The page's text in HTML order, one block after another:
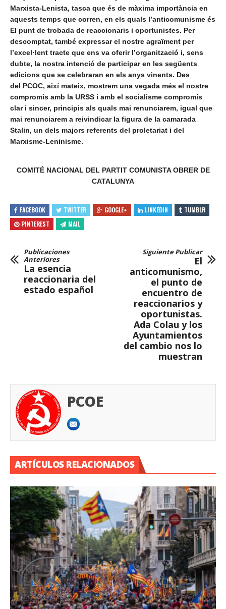
Marxista-Lenista, tasca que és de màxima importància en
aquests temps que corren, en els quals l’anticomunisme és
El punt de trobada de reaccionaris i oportunistes. Per
descomptat, també expressar el nostre agraïment per
l’excel·lent tracte que ens va oferir l’organització i, sens
dubte, la nostra intenció de participar en les següents
edicions que se celebraran en els anys vinents. Des
del PCOC, així mateix, mostrem una vegada més el nostre
compromís amb la URSS i amb el socialisme compromís
clar i sincer, principis als quals mai renunciarem, igual que
mai renunciarem a reivindicar la figura de la camarada
Stalin, un dels majors referents del proletariat i del
Marxisme-Leninisme.
COMITÉ NACIONAL DEL PARTIT COMUNISTA OBRER DE
CATALUNYA
FACEBOOK TWITTER GOOGLE+ LINKEDIN
TUMBLR
PINTEREST
MAIL
Publicaciones
Anteriores
La esencia
reaccionaria del
estado español
Siguiente Publicar
El
anticomunismo,
el punto de
encuentro de
reaccionarios y
oportunistas.
Ada Colau y los
Ayuntamientos
del cambio nos lo
muestran
PCOE
ARTÍCULOS RELACIONADOS